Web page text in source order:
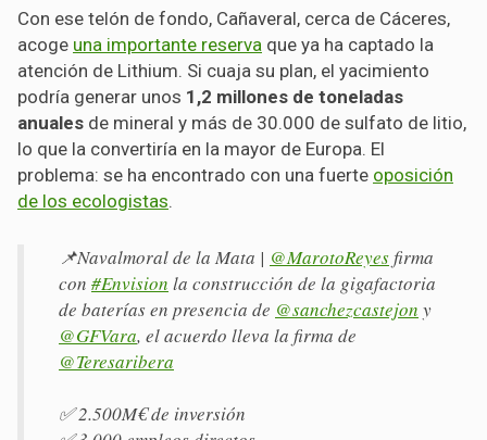
Con ese telón de fondo, Cañaveral, cerca de Cáceres,
acoge una importante reserva que ya ha captado la
atención de Lithium. Si cuaja su plan, el yacimiento
podría generar unos 1,2 millones de toneladas
anuales de mineral y más de 30.000 de sulfato de litio,
lo que la convertiría en la mayor de Europa. El
problema: se ha encontrado con una fuerte oposición
de los ecologistas.
📌Navalmoral de la Mata | @MarotoReyesfirma
con #Envision la construcción de la gigafactoria
de baterías en presencia de @sanchezcastejon y
@GFVara, el acuerdo lleva la firma de
@Teresaribera
✅ 2.500M€ de inversión